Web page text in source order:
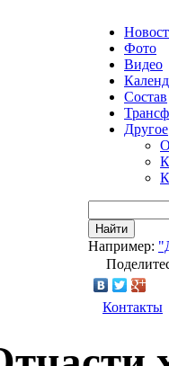
Фото
Видео
Состав
Другое
Найти
Например:
Контакты